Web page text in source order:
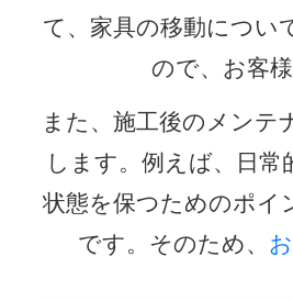
て、家具の移動につい
ので、お客
また、施工後のメンテ
します。例えば、日
状態を保つためのポイ
です。そのため、